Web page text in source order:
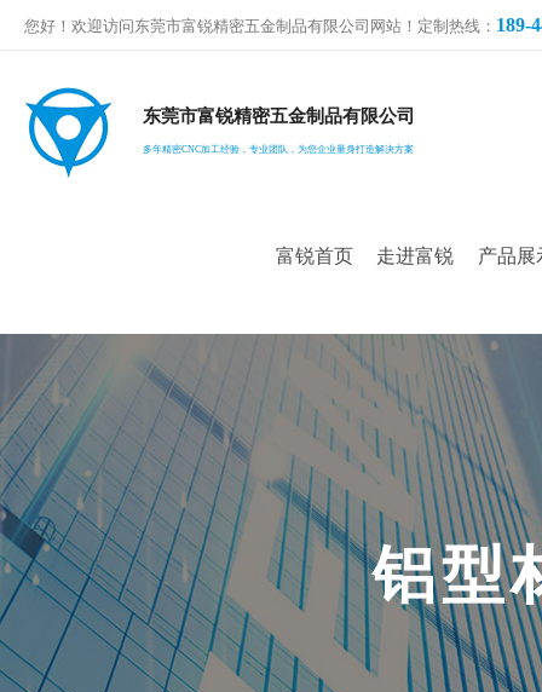
您好！欢迎访问东莞市富锐精密五金制品有限公司网站！定制热线： 189-
东莞市富锐精密五金制品有限公司
多年精密CNC加工经验，专业团队，为您企业量身打造解决方案
富锐首页 走进富锐 产品展
铝型